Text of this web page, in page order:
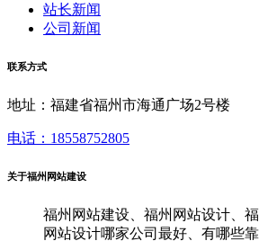
站长新闻
公司新闻
联系方式
地址：福建省福州市海通广场2号楼
电话：18558752805
关于福州网站建设
福州网站建设、福州网站设计、
网站设计哪家公司最好、有哪些